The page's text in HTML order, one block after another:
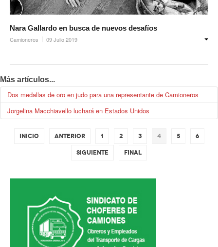
Nara Gallardo en busca de nuevos desafíos
Camioneros 09 Julio 2019
Más artículos...
Dos medallas de oro en judo para una representante de Camioneros
Jorgelina Macchiavello luchará en Estados Unidos
Inicio Anterior 1 2 3 4 5 6
Siguiente Final